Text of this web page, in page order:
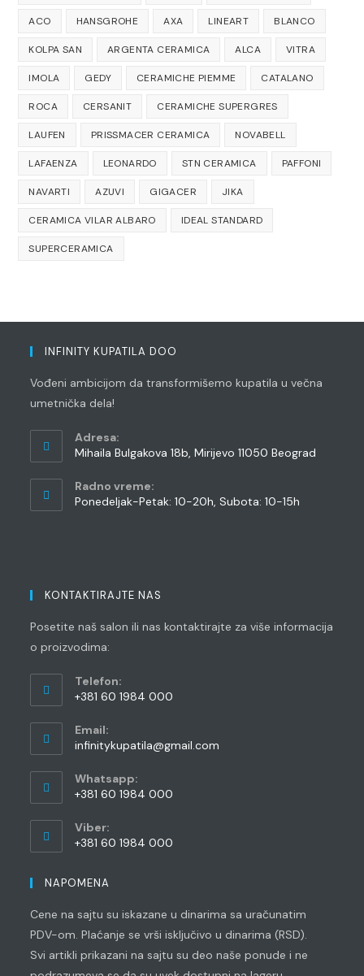
ACO HANSGROHE AXA LINEART BLANCO
KOLPA SAN ARGENTA CERAMICA ALCA VITRA
IMOLA GEDY CERAMICHE PIEMME CATALANO
ROCA CERSANIT CERAMICHE SUPERGRES
LAUFEN PRISSMACER CERAMICA NOVABELL
LAFAENZA LEONARDO STN CERAMICA PAFFONI
NAVARTI AZUVI GIGACER JIKA
CERAMICA VILAR ALBARO IDEAL STANDARD
SUPERCERAMICA
INFINITY KUPATILA DOO
Vođeni ambicijom da transformišemo kupatila u večna
umetnička dela!
Adresa:
Mihaila Bulgakova 18b, Mirijevo 11050 Beograd
Radno vreme:
Ponedeljak-Petak: 10-20h, Subota: 10-15h
KONTAKTIRAJTE NAS
Posetite naš salon ili nas kontaktirajte za više informacija
o proizvodima:
Telefon:
+381 60 1984 000
in
your
application
Email:
infinitykupatila@gmail.com
Whatsapp:
+381 60 1984 000
in
your
Viber:
+381 60 1984 000
in
application
NAPOMENA
Cene na sajtu su iskazane u dinarima sa uračunatim
PDV-om. Plaćanje se vrši isključivo u dinarima (RSD).
Svi artikli prikazani na sajtu su deo naše ponude i ne